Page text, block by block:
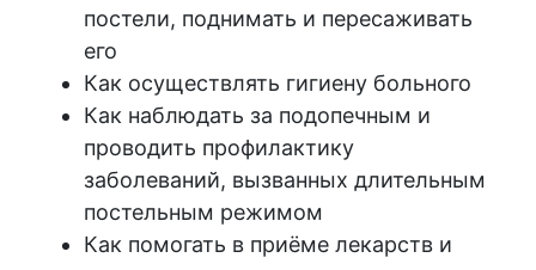
постели, поднимать и пересаживать
его
Как осуществлять гигиену больного
Как наблюдать за подопечным и
проводить профилактику
заболеваний, вызванных длительным
постельным режимом
Как помогать в приёме лекарств и